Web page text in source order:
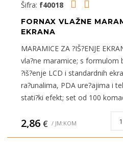
Šifra: f40018
FORNAX VLAŽNE
EKRANA
MARAMICE ZA ?IŠ?ENJE
vla?ne maramice; s formulom
?iš?enje LCD i standardnih
ra?unalima, PDA ure?ajima i
stati?ki efekt; set od 100
2,86 € / JM:KOM